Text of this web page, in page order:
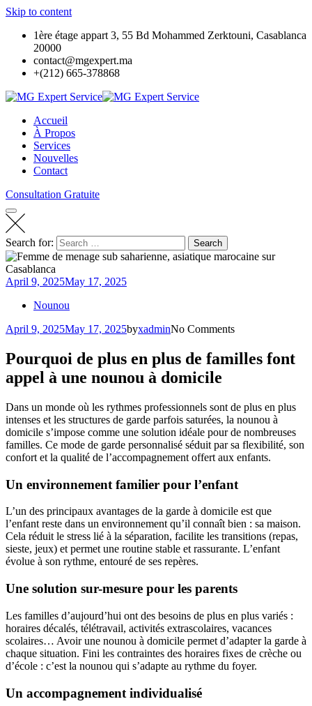
Skip to content
1ère étage appart 3, 55 Bd Mohammed Zerktouni, Casablanca
20000
contact@mgexpert.ma
+(212) 665-378868
Accueil
À Propos
Services
Nouvelles
Contact
Consultation Gratuite
Search for: Search
April 9, 2025May 17, 2025
Nounou
April 9, 2025May 17, 2025byxadminNo Comments
Pourquoi de plus en plus de familles font
appel à une nounou à domicile
Dans un monde où les rythmes professionnels sont de plus en plus
intenses et les structures de garde parfois saturées, la nounou à
domicile s’impose comme une solution idéale pour de nombreuses
familles. Ce mode de garde personnalisé séduit par sa flexibilité, son
confort et la qualité de l’accompagnement offert aux enfants.
Un environnement familier pour l’enfant
L’un des principaux avantages de la garde à domicile est que
l’enfant reste dans un environnement qu’il connaît bien : sa maison.
Cela réduit le stress lié à la séparation, facilite les transitions (repas,
sieste, jeux) et permet une routine stable et rassurante. L’enfant
évolue à son rythme, entouré de ses repères.
Une solution sur-mesure pour les parents
Les familles d’aujourd’hui ont des besoins de plus en plus variés :
horaires décalés, télétravail, activités extrascolaires, vacances
scolaires… Avoir une nounou à domicile permet d’adapter la garde à
chaque situation. Fini les contraintes des horaires fixes de crèche ou
d’école : c’est la nounou qui s’adapte au rythme du foyer.
Un accompagnement individualisé